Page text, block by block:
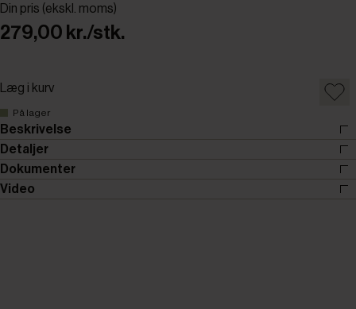
Din pris (ekskl. moms)
279,00 kr./stk.
Læg i kurv
På lager
Beskrivelse
Detaljer
Dokumenter
Video